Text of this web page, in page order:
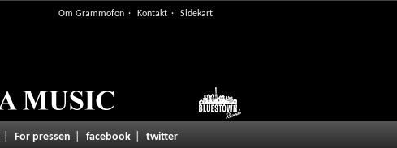
Om Grammofon Kontakt Sidekart
For pressen facebook twitter